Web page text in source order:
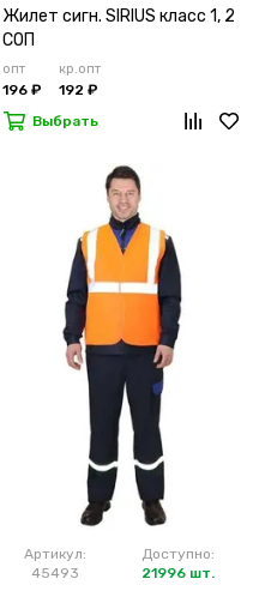
Жилет сигн. SIRIUS класс 1, 2
СОП
опт
196 ₽
кр.опт
192 ₽
Выбрать
Артикул:
45493
Доступно:
21996 шт.